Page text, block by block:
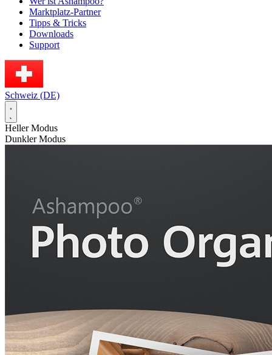
Marktplatz-Partner
Tipps & Tricks
Downloads
Support
Schweiz (DE)
Heller Modus
Dunkler Modus